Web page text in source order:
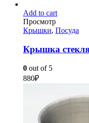
Add to cart
Просмотр
Крышки, Посуда
Крышка
0 out of 5
880₽